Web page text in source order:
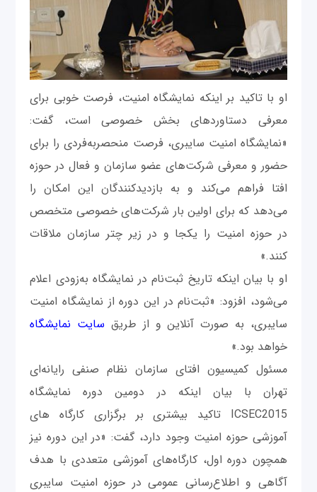
او با تاکید بر اینکه نمایشگاه امنیت، فرصت خوبی برای
معرفی دستاوردهای بخش خصوصی است، گفت:
«نمایشگاه امنیت سایبری، فرصت منحصربه‌فردی را برای
حضور و معرفی شرکت‌های عضو سازمان و فعال در حوزه
افتا فراهم می‌کند و به بازدیدکنندگان این امکان را
می‌دهد که برای اولین بار شرکت‌های خصوصی متخصص
در حوزه امنیت را یکجا و در زیر چتر سازمان ملاقات
کنند.»
او با بیان اینکه تاریخ ثبت‌نام در نمایشگاه به‌زودی اعلام
می‌شود، افزود: «ثبت‌نام در این دوره از نمایشگاه امنیت
سایبری، به صورت آنلاین و از طریق سایت نمایشگاه
خواهد بود.»
مسئول کمیسیون افتای سازمان نظام صنفی رایانه‌ای
تهران با بیان اینکه در دومین دوره نمایشگاه
ICSEC2015 تاکید بیشتری بر برگزاری کارگاه های
آموزشی حوزه امنیت وجود دارد، گفت: «در این دوره نیز
همچون دوره اول، کارگاه‌های آموزشی متعددی با هدف
آگاهی و اطلاع‌رسانی عمومی در حوزه امنیت سایبری